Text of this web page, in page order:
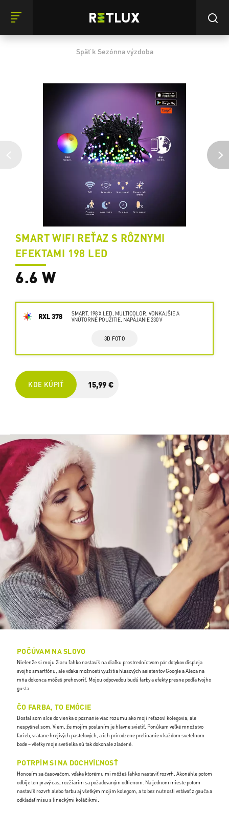
Späť k Sezónna výzdoba
SMART WIFI REŤAZ S RÔZNYMI
EFEKTAMI 198 LED
6.6 W
RXL 378
SMART, 198 X LED, MULTICOLOR, VONKAJŠIE A
VNÚTORNÉ POUŽITIE, NAPÁJANIE 230 V
3D FOTO
KDE KÚPIŤ 15,99 €
POČÚVAM NA SLOVO
Nielenže si moju žiaru ľahko nastavíš na diaľku prostredníctvom pár dotykov displeja
svojho smartfónu, ale vďaka možnosti využitia hlasových asistentov Google a Alexa na
mňa dokonca môžeš prehovoriť. Mojou odpoveďou budú farby a efekty presne podľa tvojho
gusta.
ČO FARBA, TO EMÓCIE
Dostal som síce do vienka o poznanie viac rozumu ako moji reťazoví kolegovia, ale
nespyšnel som. Viem, že mojím poslaním je hlavne svietiť. Ponúkam veľké množstvo
farieb, vrátane hrejivých pastelových, a ich prirodzené prelínanie v každom svetelnom
bode – všetky moje svetielka sú tak dokonale zladené.
POTRPÍM SI NA DOCHVÍĽNOSŤ
Honosím sa časovačom, vďaka ktorému mi môžeš ľahko nastaviť rozvrh. Akonáhle potom
odbije ten pravý čas, rozžiarim sa požadovaným odtieňom. Na jednom mieste potom
nastavíš rozvrh alebo farbu aj všetkým mojim kolegom, a to bez nutnosti vstávať z gauča a
odkladať misu s lineckými koláčikmi.